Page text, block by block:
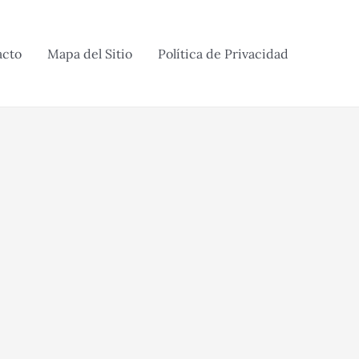
Mapa del Sitio Política de Privacidad